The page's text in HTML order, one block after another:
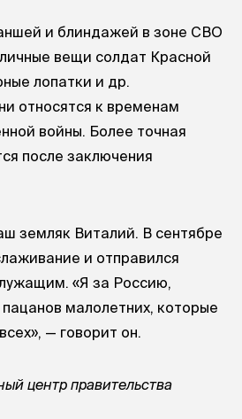
и блиндажей в зоне СВО
вещи солдат Красной
лопатки и др.
относятся к временам
войны. Более точная
после заключения
земляк Виталий. В сентябре
и отправился
«Я за Россию,
малолетних, которые
— говорит он.
центр правительства